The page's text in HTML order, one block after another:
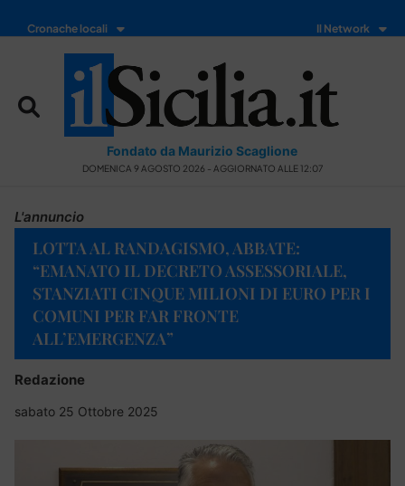
Cronache locali Il Network
Fondato da Maurizio Scaglione
DOMENICA 9 AGOSTO 2026 - AGGIORNATO ALLE 12:07
L'annuncio
LOTTA AL RANDAGISMO, ABBATE:
“EMANATO IL DECRETO ASSESSORIALE,
STANZIATI CINQUE MILIONI DI EURO PER I
COMUNI PER FAR FRONTE
ALL’EMERGENZA”
Redazione
sabato 25 Ottobre 2025